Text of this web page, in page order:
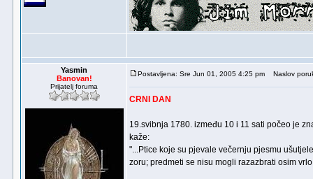
Yasmin
Banovan!
Prijatelj foruma
Postavljena: Sre Jun 01, 2005 4:25 pm Naslov
CRNI DAN
19.svibnja 1780. između 10 i 11 sati počeo je
kaže:
"...Ptice koje su pjevale večernju pjesmu
zoru; predmeti se nisu mogli razazbrati osim